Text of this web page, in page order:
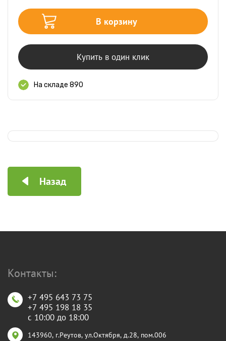
В корзину
Купить в один клик
На складе 890
Назад
Контакты:
+7 495 643 73 75
+7 495 198 18 35
с 10:00 до 18:00
143960, г.Реутов, ул.Октября, д.28, пом.006